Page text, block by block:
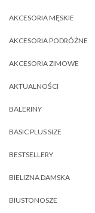
AKCESORIA MĘSKIE
AKCESORIA PODRÓŻNE
AKCESORIA ZIMOWE
AKTUALNOŚCI
BALERINY
BASIC PLUS SIZE
BESTSELLERY
BIELIZNA DAMSKA
BIUSTONOSZE